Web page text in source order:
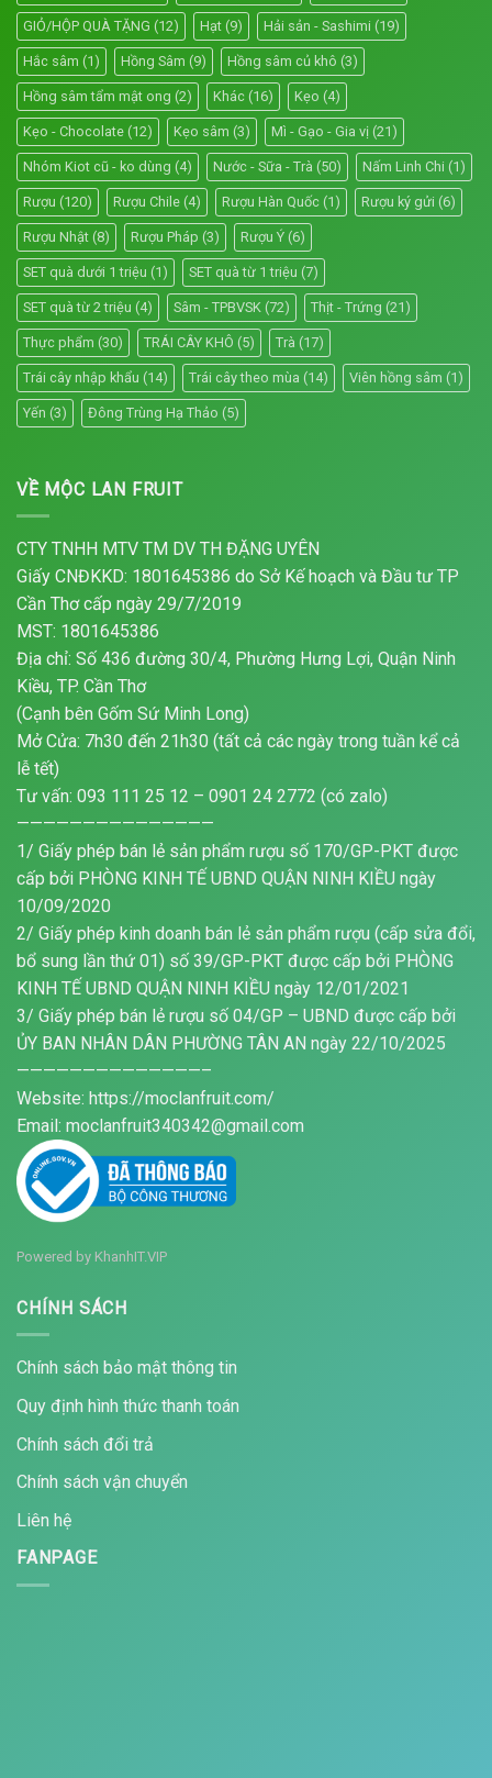
GIỎ/HỘP QUÀ TẶNG (12) Hạt (9) Hải sản - Sashimi (19)
Hắc sâm (1) Hồng Sâm (9) Hồng sâm củ khô (3)
Hồng sâm tẩm mật ong (2) Khác (16) Kẹo (4)
Kẹo - Chocolate (12) Kẹo sâm (3) Mì - Gạo - Gia vị (21)
Nhóm Kiot cũ - ko dùng (4) Nước - Sữa - Trà (50) Nấm Linh Chi (1)
Rượu (120) Rượu Chile (4) Rượu Hàn Quốc (1) Rượu ký gửi (6)
Rượu Nhật (8) Rượu Pháp (3) Rượu Ý (6)
SET quà dưới 1 triệu (1) SET quà từ 1 triệu (7)
SET quà từ 2 triệu (4) Sâm - TPBVSK (72) Thịt - Trứng (21)
Thực phẩm (30) TRÁI CÂY KHÔ (5) Trà (17)
Trái cây nhập khẩu (14) Trái cây theo mùa (14) Viên hồng sâm (1)
Yến (3) Đông Trùng Hạ Thảo (5)
VỀ MỘC LAN FRUIT
CTY TNHH MTV TM DV TH ĐẶNG UYÊN
Giấy CNĐKKD: 1801645386 do Sở Kế hoạch và Đầu tư TP
Cần Thơ cấp ngày 29/7/2019
MST: 1801645386
Địa chỉ: Số 436 đường 30/4, Phường Hưng Lợi, Quận Ninh
Kiều, TP. Cần Thơ
(Cạnh bên Gốm Sứ Minh Long)
Mở Cửa: 7h30 đến 21h30 (tất cả các ngày trong tuần kể cả
lễ tết)
Tư vấn: 093 111 25 12 – 0901 24 2772 (có zalo)
———————————————
1/ Giấy phép bán lẻ sản phẩm rượu số 170/GP-PKT được
cấp bởi PHÒNG KINH TẾ UBND QUẬN NINH KIỀU ngày
10/09/2020
2/ Giấy phép kinh doanh bán lẻ sản phẩm rượu (cấp sửa đổi,
bổ sung lần thứ 01) số 39/GP-PKT được cấp bởi PHÒNG
KINH TẾ UBND QUẬN NINH KIỀU ngày 12/01/2021
3/ Giấy phép bán lẻ rượu số 04/GP – UBND được cấp bởi
ỦY BAN NHÂN DÂN PHƯỜNG TÂN AN ngày 22/10/2025
——————————————–
Website: https://moclanfruit.com/
Email: moclanfruit340342@gmail.com
Powered by KhanhIT.VIP
CHÍNH SÁCH
Chính sách bảo mật thông tin
Quy định hình thức thanh toán
Chính sách đổi trả
Chính sách vận chuyển
Liên hệ
FANPAGE